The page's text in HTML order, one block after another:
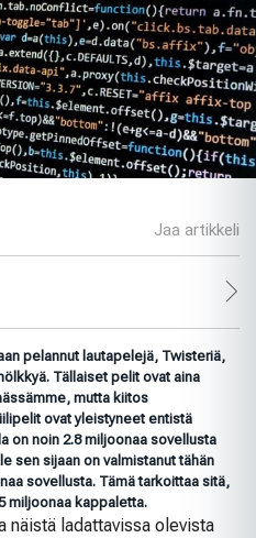
Jaa artikkeli
pelannut lautapelejä, Twisteriä,
Tällaiset pelit ovat aina
mutta kiitos
ovat yleistyneet entistä
on noin 2.8 miljoonaa sovellusta
sen sijaan on valmistanut tähän
sovellusta. Tämä tarkoittaa sitä,
miljoonaa kappaletta.
näistä ladattavissa olevista